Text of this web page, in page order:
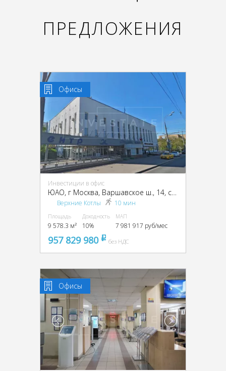
ПРЕДЛОЖЕНИЯ
Офисы
Инвестиции в офис
ЮАО, г Москва, Варшавское ш., 14, стр. 1
Верхние Котлы 10 мин
Площадь
9 578.3 м²
Доходность
10%
МАП
7 981 917 руб/мес
957 829 980 pуббез НДС
Офисы